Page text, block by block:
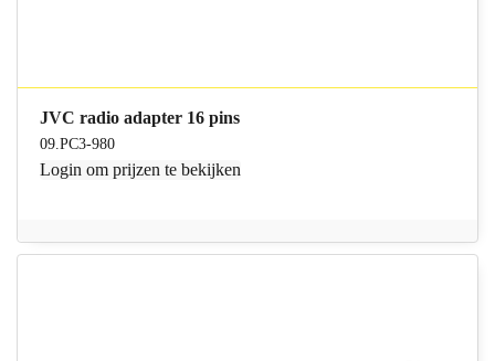
JVC radio adapter 16 pins
09.PC3-980
Login om prijzen te bekijken